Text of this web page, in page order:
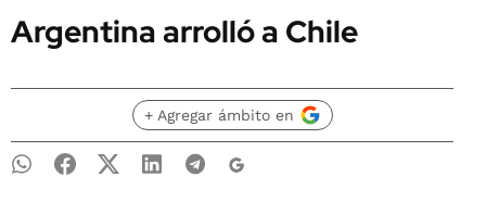
Argentina arrolló a Chile
+ Agregar ámbito en